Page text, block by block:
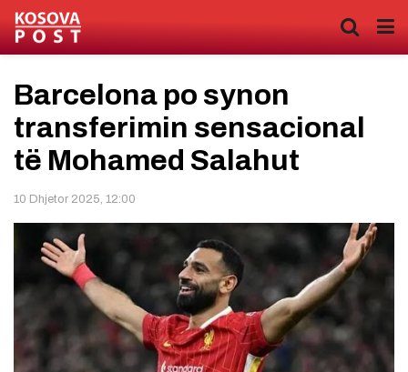
Barcelona po synon
transferimin sensacional
të Mohamed Salahut
10 Dhjetor 2025, 12:00